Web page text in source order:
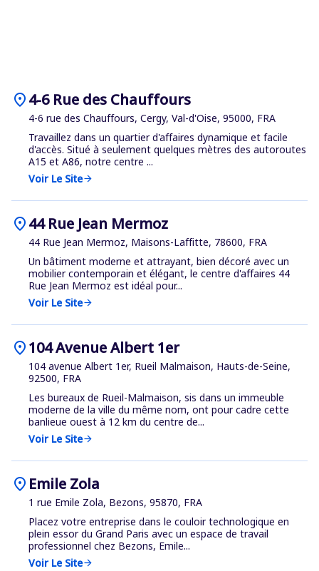
location_on4-6 Rue des Chauffours
4-6 rue des Chauffours, Cergy, Val-d'Oise, 95000, FRA
Travaillez dans un quartier d'affaires dynamique et facile
d'accès. Situé à seulement quelques mètres des autoroutes
A15 et A86, notre centre ...
Voir Le Sitearrow_forward
location_on44 Rue Jean Mermoz
44 Rue Jean Mermoz, Maisons-Laffitte, 78600, FRA
Un bâtiment moderne et attrayant, bien décoré avec un
mobilier contemporain et élégant, le centre d'affaires 44
Rue Jean Mermoz est idéal pour...
Voir Le Sitearrow_forward
location_on104 Avenue Albert 1er
104 avenue Albert 1er, Rueil Malmaison, Hauts-de-Seine,
92500, FRA
Les bureaux de Rueil-Malmaison, sis dans un immeuble
moderne de la ville du même nom, ont pour cadre cette
banlieue ouest à 12 km du centre de...
Voir Le Sitearrow_forward
location_on Emile Zola
1 rue Emile Zola, Bezons, 95870, FRA
Placez votre entreprise dans le couloir technologique en
plein essor du Grand Paris avec un espace de travail
professionnel chez Bezons, Emile...
Voir Le Sitearrow_forward